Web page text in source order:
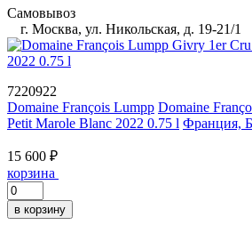
Самовывоз
г. Москва, ул. Никольская, д. 19-21/1
7220922
Domaine François Lumpp Domaine
Petit Marole Blanc 2022 0.75 l Франция,
15 600 ₽
корзина
в корзину